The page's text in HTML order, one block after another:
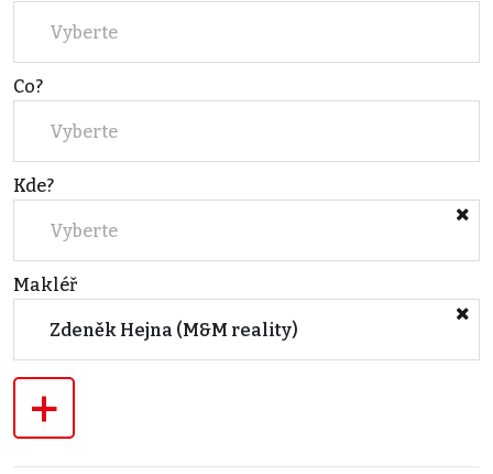
Vyberte
Co?
Vyberte
Kde?
Vyberte
Makléř
Zdeněk Hejna (M&M reality)
+